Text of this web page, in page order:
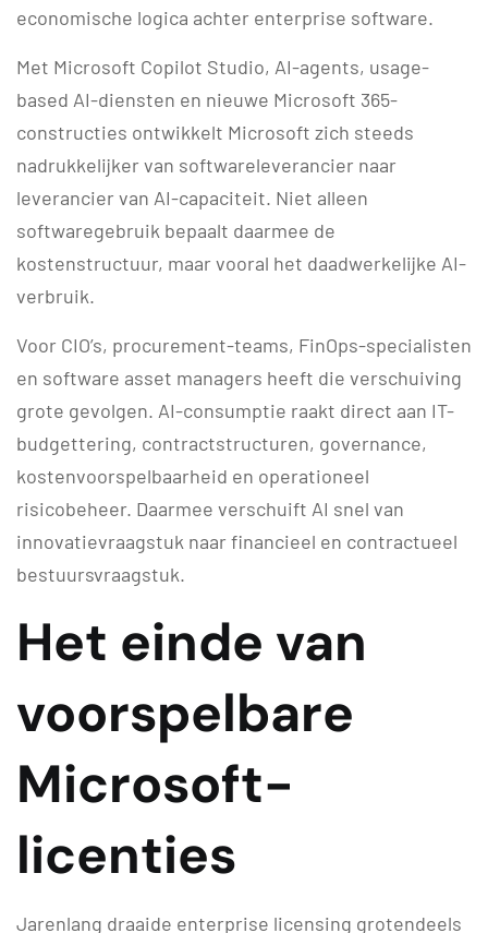
economische logica achter enterprise software.
Met Microsoft Copilot Studio, AI-agents, usage-
based AI-diensten en nieuwe Microsoft 365-
constructies ontwikkelt Microsoft zich steeds
nadrukkelijker van softwareleverancier naar
leverancier van AI-capaciteit. Niet alleen
softwaregebruik bepaalt daarmee de
kostenstructuur, maar vooral het daadwerkelijke AI-
verbruik.
Voor CIO’s, procurement-teams, FinOps-specialisten
en software asset managers heeft die verschuiving
grote gevolgen. AI-consumptie raakt direct aan IT-
budgettering, contractstructuren, governance,
kostenvoorspelbaarheid en operationeel
risicobeheer. Daarmee verschuift AI snel van
innovatievraagstuk naar financieel en contractueel
bestuursvraagstuk.
Het einde van
voorspelbare
Microsoft-
licenties
Jarenlang draaide enterprise licensing grotendeels